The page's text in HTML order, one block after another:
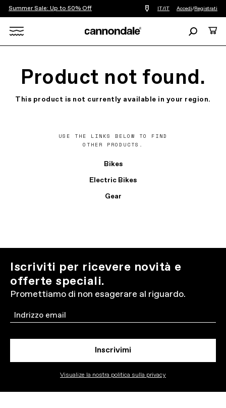
Summer Sale: Up to 50% Off
Trova
un
vicino
IT/IT Accedi/Registrati
Ricerca
Product not found.
This product is not currently available in your region.
USE THE LINKS BELOW TO FIND
OTHER PRODUCTS.
Bikes
Electric Bikes
Gear
Iscriviti per ricevere novità e
offerte speciali.
Promettiamo di non esagerare al riguardo.
Email
Inscrivimi
Visualize la nostra politica sulla privacy